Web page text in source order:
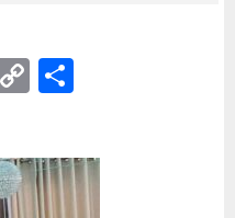
Copy
Link